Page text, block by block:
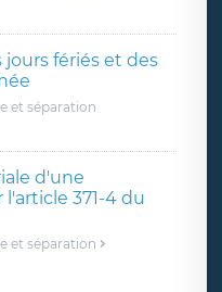
fériés et des
et séparation
d'une
371-4 du
et séparation